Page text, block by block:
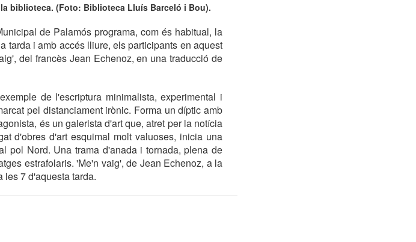
biblioteca. (Foto: Biblioteca Lluís Barceló i Bou).
de Palamós programa, com és habitual, la
tarda i amb accés lliure, els participants en aquest
del francès Jean Echenoz, en una traducció de
de l'escriptura minimalista, experimental i
pel distanciament irònic. Forma un díptic amb
és un galerista d'art que, atret per la notícia
d'obres d'art esquimal molt valuoses, inicia una
pol Nord. Una trama d'anada i tornada, plena de
estrafolaris. 'Me'n vaig', de Jean Echenoz, a la
les 7 d'aquesta tarda.